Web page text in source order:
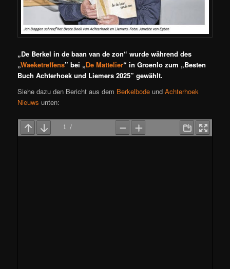
„De Berkel in de baan van de zon“ wurde während des
„Waeketreffens” bei „De Mattelier“ in Groenlo zum „Besten
Buch Achterhoek und Liemers 2025” gewählt.
Siehe dazu den Bericht aus dem Berkelbode undAchterhoek
Nieuws unten: